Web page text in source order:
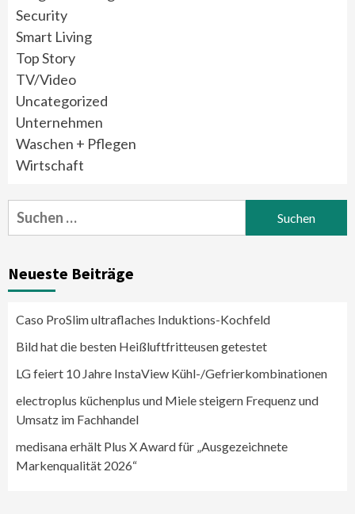
Security
Smart Living
Top Story
TV/Video
Uncategorized
Unternehmen
Waschen + Pflegen
Wirtschaft
Suchen
nach:
Neueste Beiträge
Caso ProSlim ultraflaches Induktions-Kochfeld
Bild hat die besten Heißluftfritteusen getestet
LG feiert 10 Jahre InstaView Kühl-/Gefrierkombinationen
electroplus küchenplus und Miele steigern Frequenz und
Umsatz im Fachhandel
medisana erhält Plus X Award für „Ausgezeichnete
Markenqualität 2026“